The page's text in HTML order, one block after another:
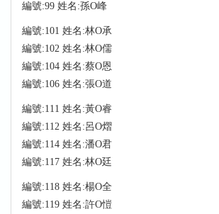
編號:99 姓名:孫O峰
編號:101 姓名:林O承
編號:102 姓名:林O儒
編號:104 姓名:蔡O恩
編號:106 姓名:張O道
編號:111 姓名:黃O睿
編號:112 姓名:呂O熠
編號:114 姓名:潘O君
編號:117 姓名:林O廷
編號:118 姓名:楊O全
編號:119 姓名:許O愷